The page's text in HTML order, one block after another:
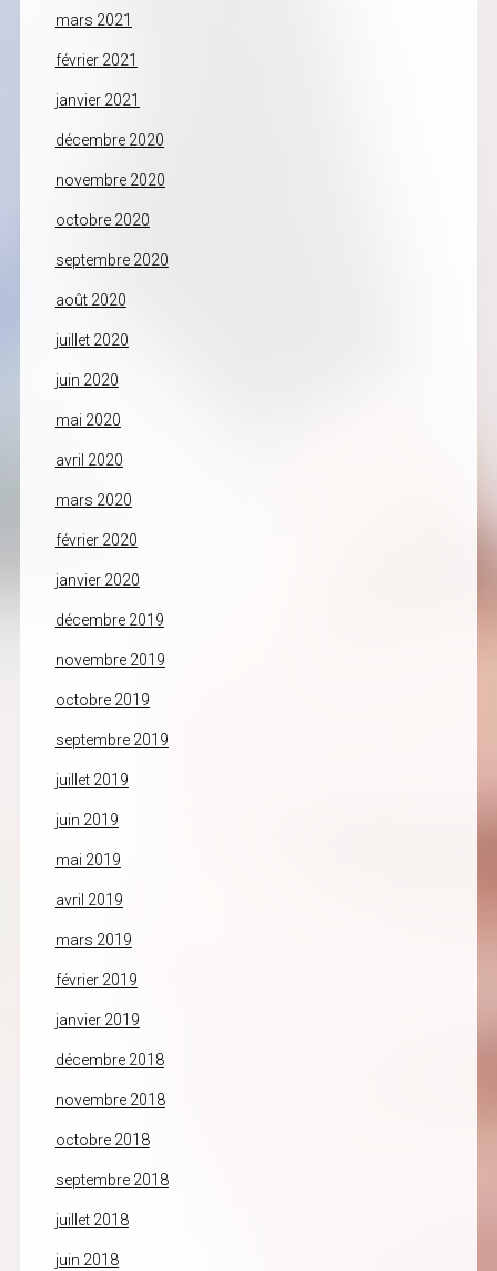
mars 2021
février 2021
janvier 2021
décembre 2020
novembre 2020
octobre 2020
septembre 2020
août 2020
juillet 2020
juin 2020
mai 2020
avril 2020
mars 2020
février 2020
janvier 2020
décembre 2019
novembre 2019
octobre 2019
septembre 2019
juillet 2019
juin 2019
mai 2019
avril 2019
mars 2019
février 2019
janvier 2019
décembre 2018
novembre 2018
octobre 2018
septembre 2018
juillet 2018
juin 2018